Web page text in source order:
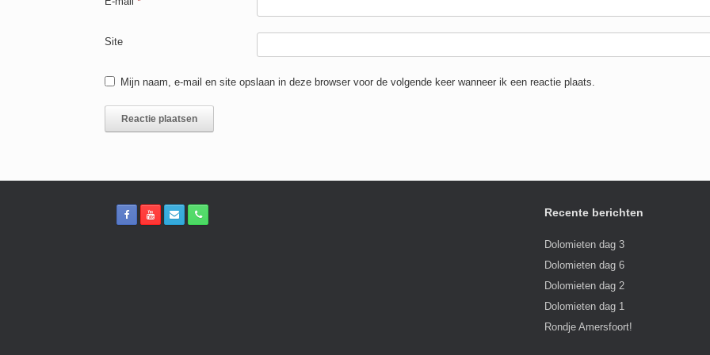
Site
Mijn naam, e-mail en site opslaan in deze browser voor de volgende keer wanneer ik een reactie plaats.
Recente berichten
Dolomieten dag 3
Dolomieten dag 6
Dolomieten dag 2
Dolomieten dag 1
Rondje Amersfoort!